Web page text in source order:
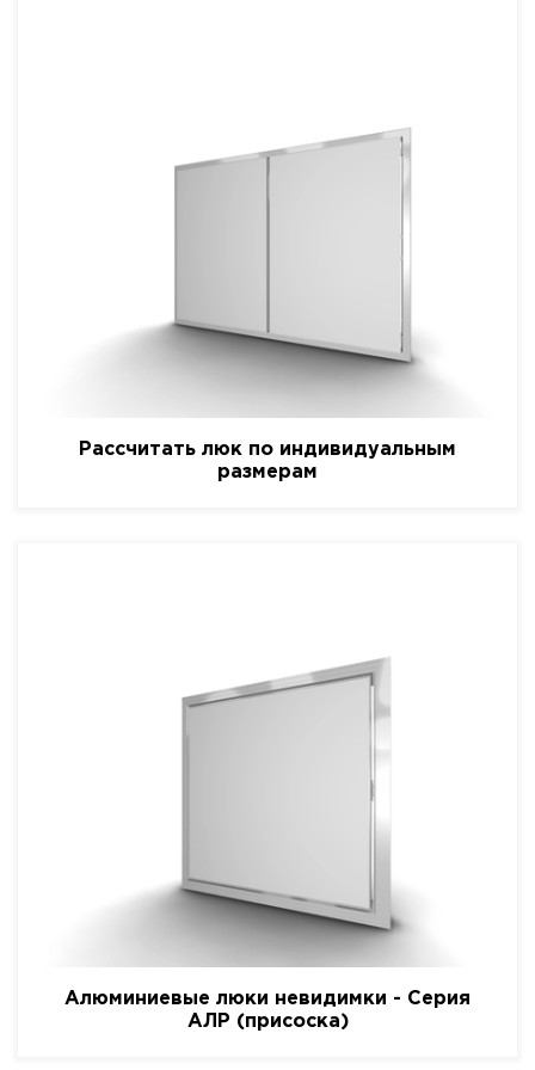
Рассчитать люк по индивидуальным
размерам
Алюминиевые люки невидимки - Серия
АЛР (присоска)